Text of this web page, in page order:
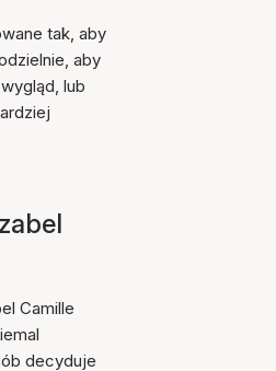
tak, aby
aby
lub
Camille
decyduje